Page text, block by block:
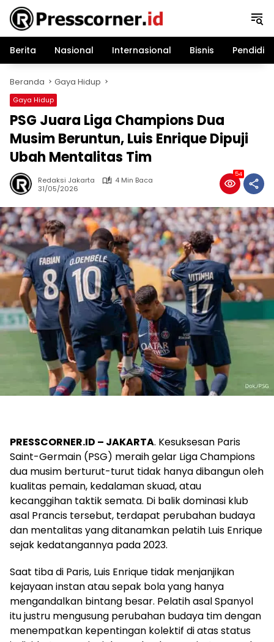
Langsung
konten
Berita
Nasional Internasional Bisnis
Beranda Gaya Hidup
Gaya Hidup
PSG Juara Liga Champions Dua
Musim Beruntun, Luis Enrique Dipuji
Ubah Mentalitas Tim
Redaksi Jakarta
4 Min Baca
31/05/2026
54
PRESSCORNER.ID – JAKARTA. Kesuksesan Paris
Saint-Germain (PSG) meraih gelar Liga Champions
dua musim berturut-turut tidak hanya dibangun oleh
kualitas pemain, kedalaman skuad, atau
kecanggihan taktik semata. Di balik dominasi klub
asal Prancis tersebut, terdapat perubahan budaya
dan mentalitas yang ditanamkan pelatih Luis Enrique
sejak kedatangannya pada 2023.
Saat tiba di Paris, Luis Enrique tidak menjanjikan
kejayaan instan atau sepak bola yang hanya
mengandalkan bintang besar. Pelatih asal Spanyol
itu justru mengusung perubahan budaya tim dengan
menempatkan kepentingan kolektif di atas status